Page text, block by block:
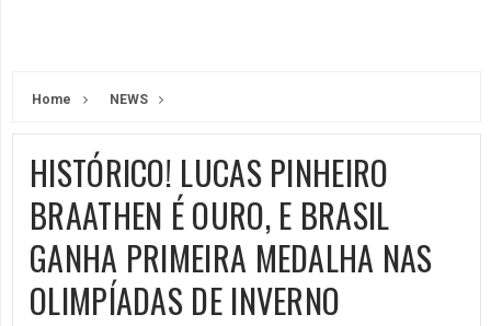
Home NEWS
HISTÓRICO! LUCAS PINHEIRO
BRAATHEN É OURO, E BRASIL
GANHA PRIMEIRA MEDALHA NAS
OLIMPÍADAS DE INVERNO